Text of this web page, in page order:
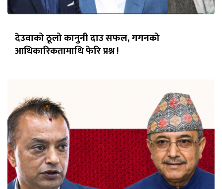
देउवाको ठूलो कानुनी दाउ सफल, गगनको
आधिकारिकतामाथि फेरि प्रश्न !